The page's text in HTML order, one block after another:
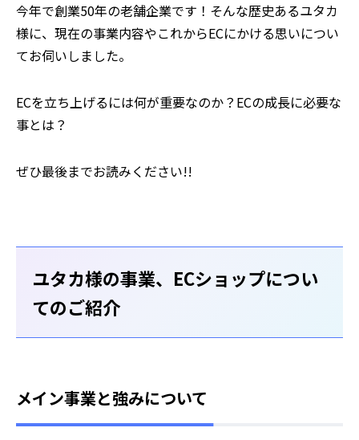
今年で創業50年の老舗企業です！そんな歴史あるユタカ
様に、現在の事業内容やこれからECにかける思いについ
てお伺いしました。
ECを立ち上げるには何が重要なのか？ECの成長に必要な
事とは？
ぜひ最後までお読みください!!
ユタカ様の事業、ECショップについ
てのご紹介
メイン事業と強みについて